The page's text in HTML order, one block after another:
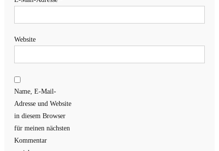
Website
Name, E-Mail-
Adresse und Website
in diesem Browser
für meinen nächsten
Kommentar